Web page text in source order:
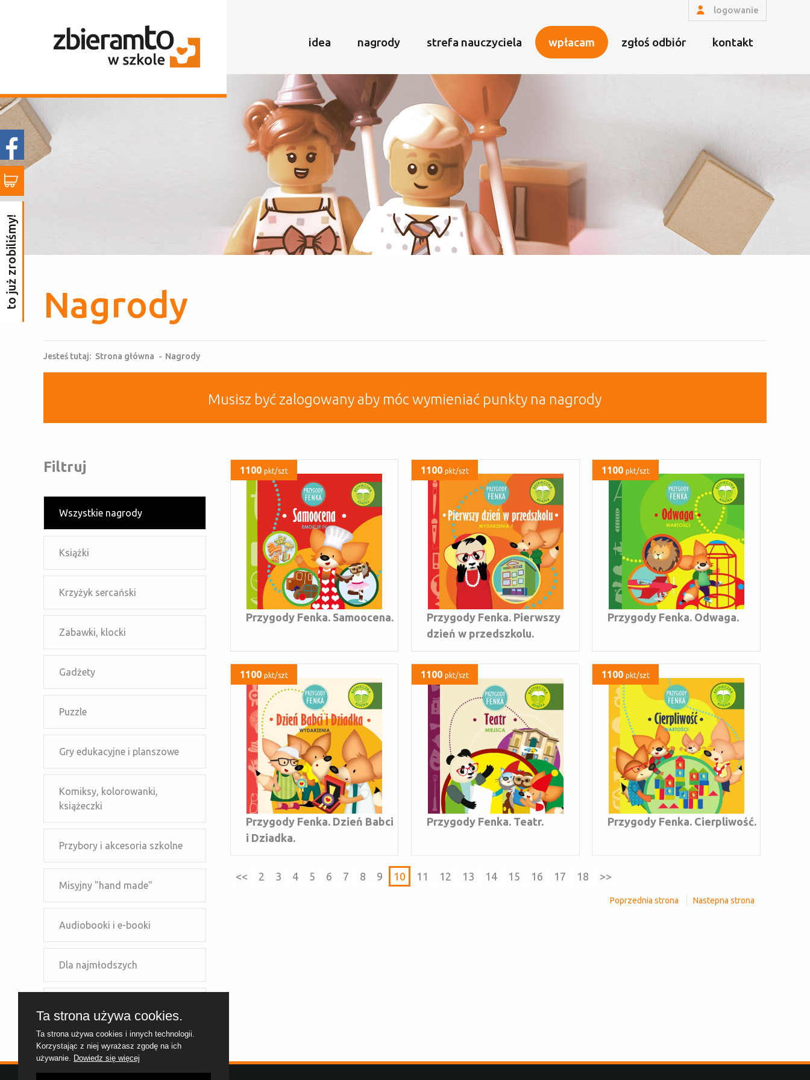
logowanie
idea nagrody strefa nauczyciela wpłacam zgłoś odbiór kontakt
to już zrobiliśmy! Nagrody
Jesteś tutaj: Strona główna - Nagrody
Musisz być zalogowany aby móc wymieniać punkty na nagrody
Filtruj
Wszystkie nagrody
Książki
Krzyżyk sercański
Zabawki, klocki
Gadżety
Puzzle
Gry edukacyjne i planszowe
Komiksy, kolorowanki,
książeczki
Przybory i akcesoria szkolne
Misyjny "hand made"
Audiobooki i e-booki
Dla najmłodszych
Dla dzieci szkolnych
1100 pkt/szt
Przygody Fenka. Samoocena.
1100pkt/szt
Przygody Fenka. Pierwszy
dzień w przedszkolu.
1100pkt/szt
Przygody Fenka. Odwaga.
1100 pkt/szt
Przygody Fenka. Dzień Babci
i Dziadka.
1100pkt/szt
Przygody Fenka. Teatr.
1100pkt/szt
Przygody Fenka. Cierpliwość.
<< 2 3 4 5 6 7 8 9 10 11 12 13 14 15 16 17 18 >>
Poprzednia strona Nastepna strona
Ta strona używa cookies.
Ta strona używa cookies i innych technologii.
Korzystając z niej wyrażasz zgodę na ich
używanie. Dowiedz się więcej